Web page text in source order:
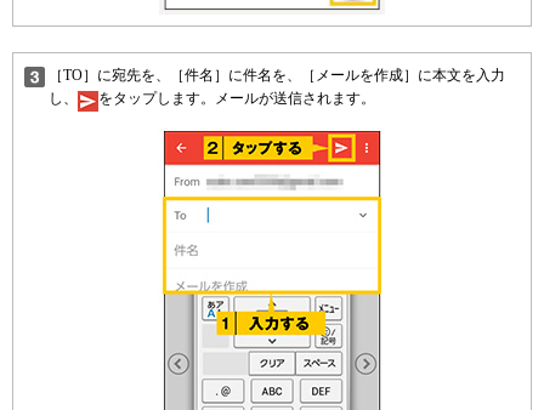
［TO］に宛先を、［件名］に件名を、［メールを作成］に本文を入力
し、
をタップします。メールが送信されます。